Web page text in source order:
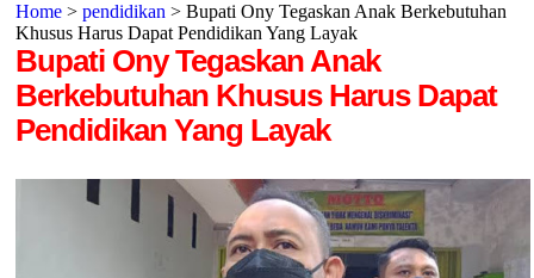
Home> pendidikan > Bupati Ony Tegaskan Anak Berkebutuhan
Khusus Harus Dapat Pendidikan Yang Layak
Bupati Ony Tegaskan Anak
Berkebutuhan Khusus Harus Dapat
Pendidikan Yang Layak